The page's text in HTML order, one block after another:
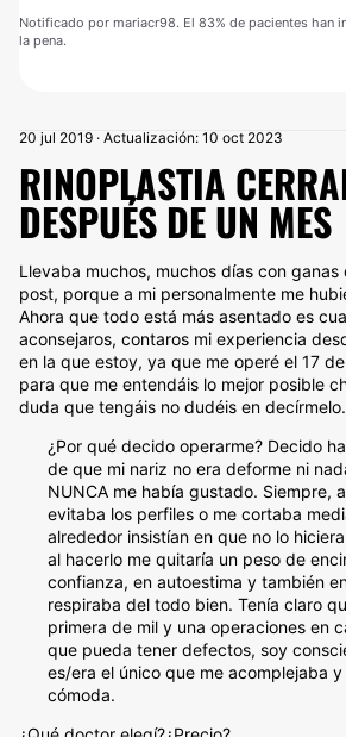
Notificado por mariacr98. El 83% de pacientes han
la pena.
20 jul 2019 · Actualización: 10 oct 2023
RINOPLASTIA
DESPUÉS DE UN MES
Llevaba muchos, muchos días con
post, porque a mi personalmente me
Ahora que todo está más asentado es
aconsejaros, contaros mi experiencia
en la que estoy, ya que me operé el 17
para que me entendáis lo mejor posible
duda que tengáis no dudéis en decírmelo.
¿Por qué decido operarme? Decido
de que mi nariz no era deforme ni
NUNCA me había gustado. Siempre,
evitaba los perfiles o me cortaba
alrededor insistían en que no lo
al hacerlo me quitaría un peso de
confianza, en autoestima y también
respiraba del todo bien. Tenía claro
primera de mil y una operaciones en
que pueda tener defectos, soy
es/era el único que me acomplejaba
cómoda.